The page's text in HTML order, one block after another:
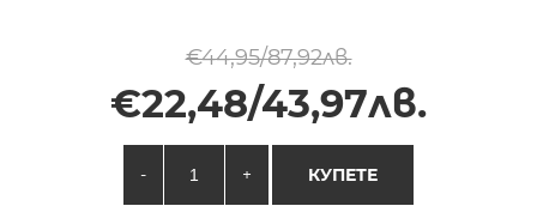
€44,95/87,92лв.
€22,48/43,97лв.
- + КУПЕТЕ